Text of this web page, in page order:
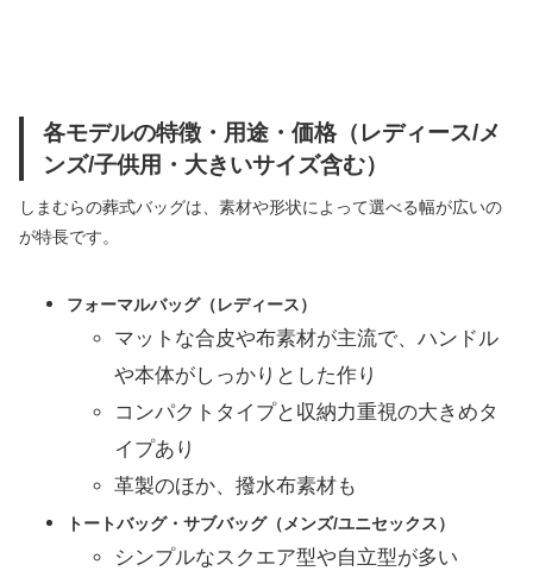
各モデルの特徴・用途・価格（レディース/メ
ンズ/子供用・大きいサイズ含む）
しまむらの葬式バッグは、素材や形状によって選べる幅が広いの
が特長です。
フォーマルバッグ（レディース）
マットな合皮や布素材が主流で、ハンドル
や本体がしっかりとした作り
コンパクトタイプと収納力重視の大きめタ
イプあり
革製のほか、撥水布素材も
トートバッグ・サブバッグ（メンズ/ユニセックス）
シンプルなスクエア型や自立型が多い